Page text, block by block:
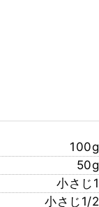
100g
50g
小さじ1
小さじ1/2